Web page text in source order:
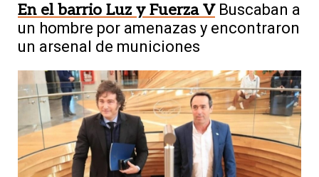
En el barrio Luz y Fuerza V Buscaban a
un hombre por amenazas y encontraron
un arsenal de municiones